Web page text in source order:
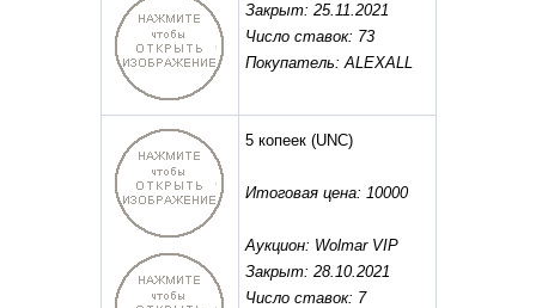
Закрыт: 25.11.2021
Число ставок: 73
Покупатель: ALEXALL
5 копеек(UNC)
Итоговая цена: 10000
Аукцион: Wolmar VIP
Закрыт: 28.10.2021
Число ставок: 7